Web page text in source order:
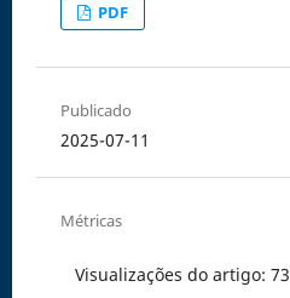
PDF
Publicado
2025-07-11
Métricas
Visualizações do artigo: 73